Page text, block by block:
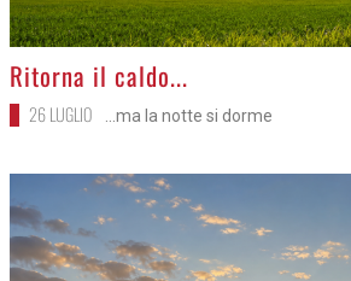
>
Ritorna il caldo...
26 LUGLIO ...ma la notte si dorme